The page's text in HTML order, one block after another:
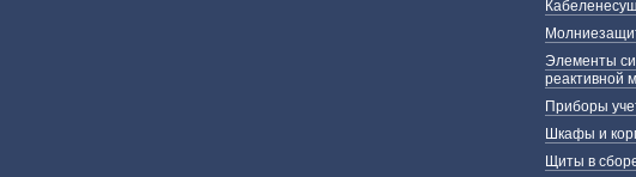
Элементы
реактивной
Приборы
Шкафы и
Щиты в